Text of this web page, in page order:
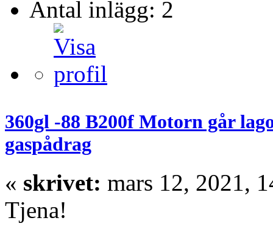
Antal inlägg: 2
360gl -88 B200f Motorn går
gaspådrag
« skrivet: mars 12, 2021,
Tjena!